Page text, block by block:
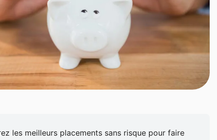
les meilleurs placements sans risque pour faire